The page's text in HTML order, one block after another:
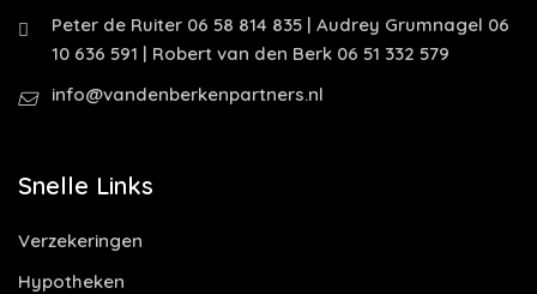
Peter de Ruiter 06 58 814 835 | Audrey Grumnagel 06
10 636 591 | Robert van den Berk 06 51 332 579
info@vandenberkenpartners.nl
Snelle Links
Verzekeringen
Hypotheken